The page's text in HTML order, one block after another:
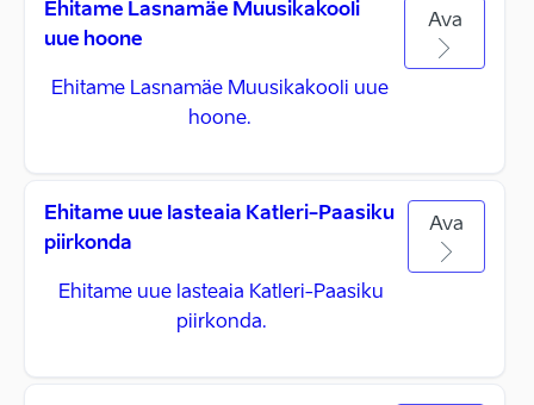
Ehitame Lasnamäe Muusikakooli
uue hoone
Ehitame Lasnamäe Muusikakooli uue
hoone.
Ava
Ehitame uue lasteaia Katleri-Paasiku
piirkonda
Ehitame uue lasteaia Katleri-Paasiku
piirkonda.
Ava